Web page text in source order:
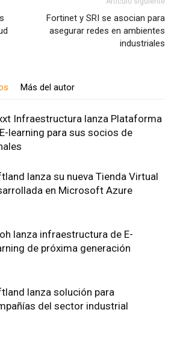
Fortinet y SRI se asocian para
asegurar redes en ambientes
industriales
Más del autor
Infraestructura lanza Plataforma
learning para sus socios de
lanza su nueva Tienda Virtual
en Microsoft Azure
lanza infraestructura de E-
de próxima generación
lanza solución para
del sector industrial